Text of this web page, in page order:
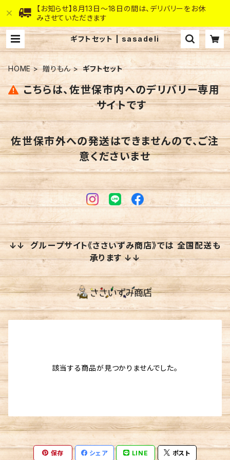
【お知らせ】8月13日～18日の間は、デリバリーをお休
みさせていただきます
ギフトセット | sasadeli
HOME 贈りもん ギフトセット
こちらは、佐世保市内へのデリバリー専用
サイトです
佐世保市外への発送はできませんので、ご注
意くださいませ
↓↓ グループサイト《ささいずみ商店》では 全国配送も
承ります ↓↓
該当する商品が見つかりませんでした。
保存 シェア LINE ポスト